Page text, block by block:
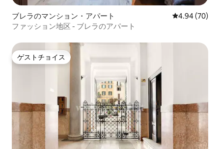
ブレラのマンション・アパート レビュー70
4.94 (70)
ファッション地区 - ブレラのアパート
ゲストチョイス
ゲストチョイス